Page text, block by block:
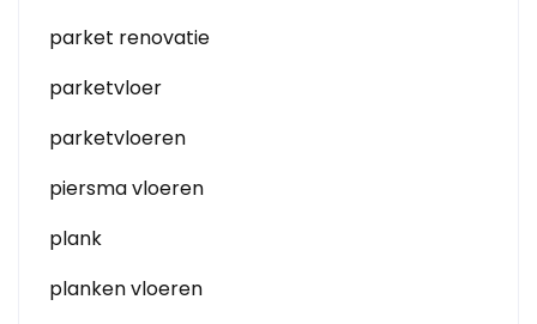
parket renovatie
parketvloer
parketvloeren
piersma vloeren
plank
planken vloeren